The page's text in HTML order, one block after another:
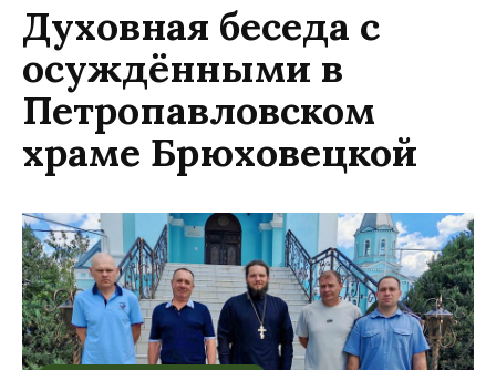
Духовная беседа с
осуждёнными в
Петропавловском
храме Брюховецкой